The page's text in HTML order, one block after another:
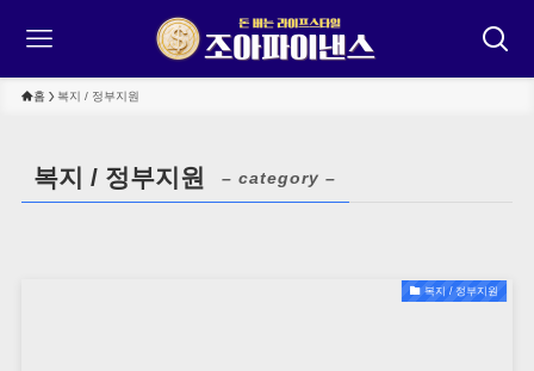
홈 복지 / 정부지원
복지 / 정부지원 – category –
복지 / 정부지원